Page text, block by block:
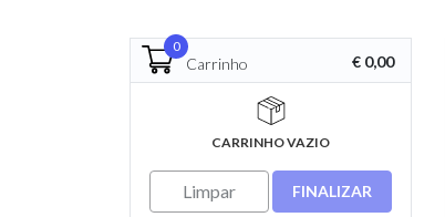
0
Carrinho € 0,00
CARRINHO VAZIO
Limpar FINALIZAR